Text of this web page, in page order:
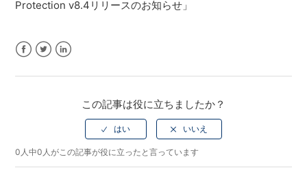
Protection v8.4リリースのお知らせ」
この記事は役に立ちましたか？
0人中0人がこの記事が役に立ったと言っています